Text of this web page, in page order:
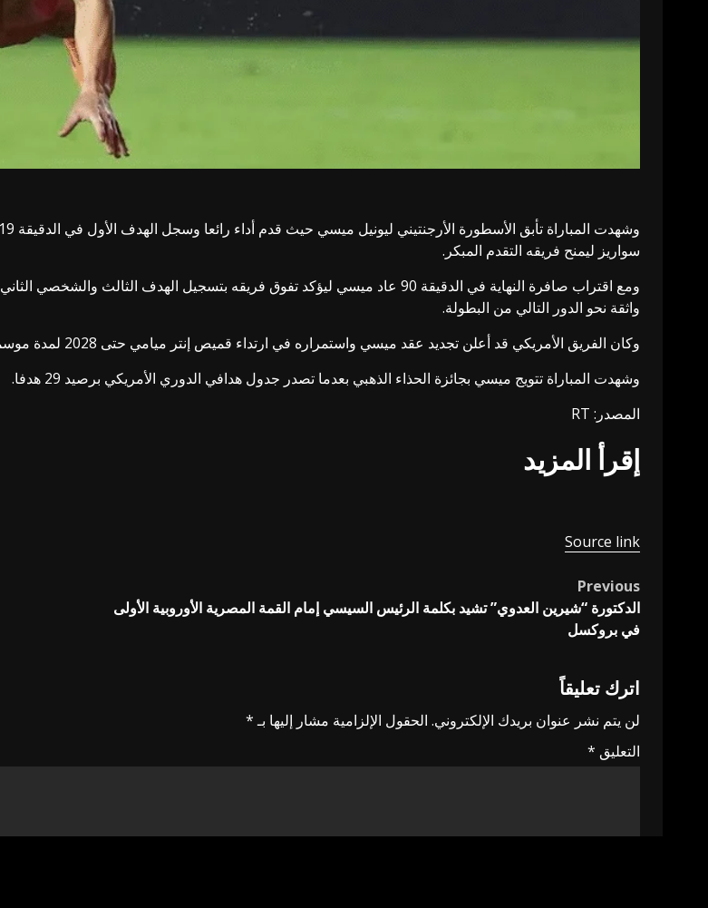
سواريز ليمنح فريقه التقدم المبكر.
واثقة نحو الدور التالي من البطولة.
وكان الفريق الأمريكي قد أعلن تجديد عقد ميسي واستمراره في ارتداء قميص إنتر ميامي حتى 2028 لمدة موسمين آخرين مع العلم أن الاتفاق الجديد يتضمن خيار التوقيع لموسم إضافي.
وشهدت المباراة تتويج ميسي بجائزة الحذاء الذهبي بعدما تصدر جدول هدافي الدوري الأمريكي برصيد 29 هدفا.
المصدر: RT
إقرأ المزيد
Source link
Post
navigation
Previous
الدكتورة “شيرين العدوي” تشيد بكلمة الرئيس السيسي إمام القمة المصرية الأوروبية الأولى
في بروكسل
اترك تعليقاً
لن يتم نشر عنوان بريدك الإلكتروني. الحقول الإلزامية مشار إليها بـ*
التعليق *